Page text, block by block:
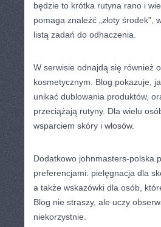
będzie to krótka rutyna rano i
pomaga znaleźć „złoty
listą zadań do odhaczenia.
W serwisie odnajdą się również
kosmetycznym. Blog pokazuje,
unikać dublowania produktów,
przeciążają rutyny. Dla wielu
wsparciem skóry i włosów.
Dodatkowo johnmasters-
preferencjami: pielęgnacja dla
a także wskazówki dla osób,
Blog nie straszy, ale uczy
niekorzystnie.